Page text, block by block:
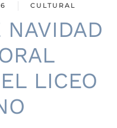
CULTURAL
NAVIDAD
LICEO